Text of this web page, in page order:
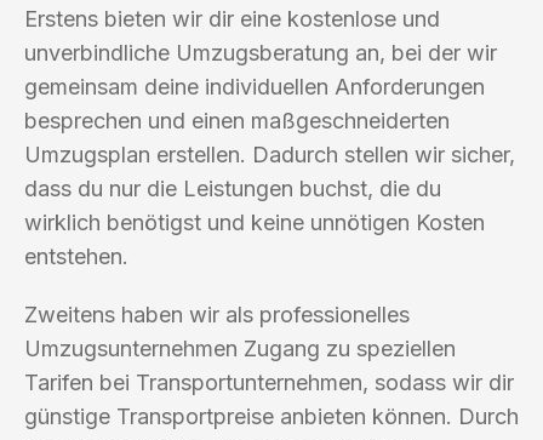
Erstens bieten wir dir eine kostenlose und
unverbindliche Umzugsberatung an, bei der wir
gemeinsam deine individuellen Anforderungen
besprechen und einen maßgeschneiderten
Umzugsplan erstellen. Dadurch stellen wir sicher,
dass du nur die Leistungen buchst, die du
wirklich benötigst und keine unnötigen Kosten
entstehen.
Zweitens haben wir als professionelles
Umzugsunternehmen Zugang zu speziellen
Tarifen bei Transportunternehmen, sodass wir dir
günstige Transportpreise anbieten können. Durch